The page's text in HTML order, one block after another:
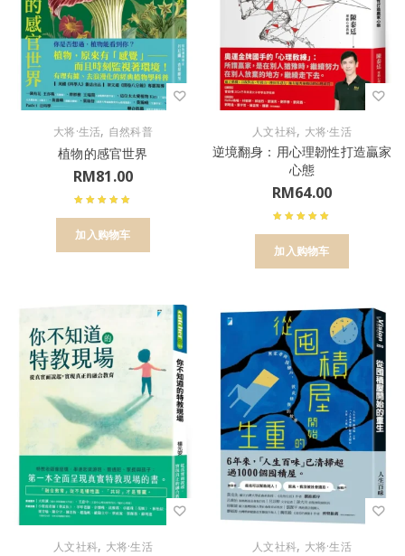
大将·生活, 自然科普
植物的感官世界
RM81.00
加入购物车
人文社科, 大将·生活
逆境翻身：用心理韌性打造贏家
心態
RM64.00
加入购物车
人文社科, 大将·生活 人文社科, 大将·生活